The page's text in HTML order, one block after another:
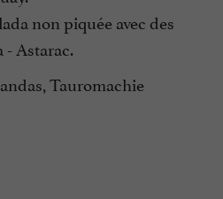
non piquée avec des
- Astarac.
Tauromachie